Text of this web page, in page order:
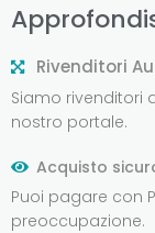
Rivenditori
Siamo rivenditori
nostro portale.
Acquisto
Puoi pagare con
preoccupazione.